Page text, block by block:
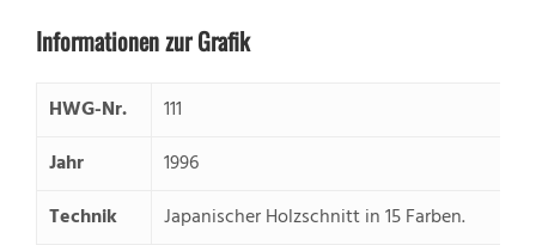
Informationen zur Grafik
HWG-Nr.
111
Jahr
1996
Technik
Japanischer Holzschnitt in 15 Farben.